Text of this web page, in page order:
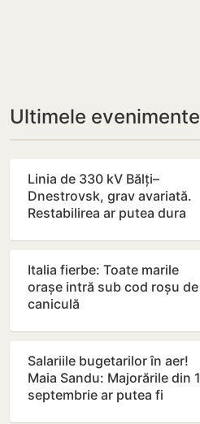
Ultimele evenimente
Linia de 330 kV Bălți–
Dnestrovsk, grav avariată.
Restabilirea ar putea dura
Italia fierbe: Toate marile
orașe intră sub cod roșu de
caniculă
Salariile bugetarilor în aer!
Maia Sandu: Majorările din 1
septembrie ar putea fi